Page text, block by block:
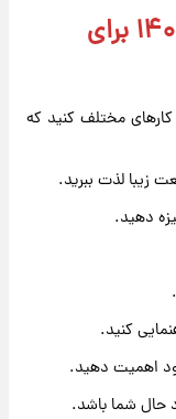
فال روزانه در روز ۲۱ خرداد ۱۴۰۵ برای
مختلف کنید که
زیبا لذت ببرید.
دهید.
کنید.
اهمیت دهید.
حال شما باشد.